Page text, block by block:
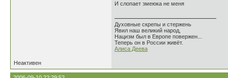
И слопает змеюка не меня
Духовные скрепы и стержень
Явил наш великий народ,
Нацизм был в Европе повержен...
Теперь он в России живёт.
Алиса Деева
Неактивен